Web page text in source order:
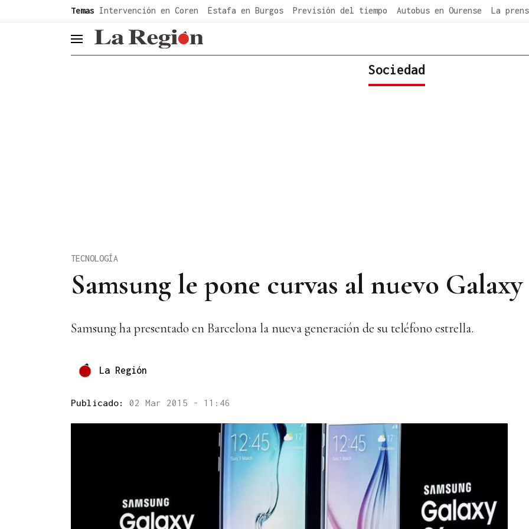
Temas Intervención en Coren Estafa en Burgos Previsión del tiempo Autobus en Ourense La
header.menu.open
Sociedad
Samsung le pone curvas al nuevo Galaxy
TECNOLOGÍA
Samsung ha presentado en Barcelona la nueva generación de su teléfono estrella.
La Región
Publicado: 02 Mar 2015 - 11:46